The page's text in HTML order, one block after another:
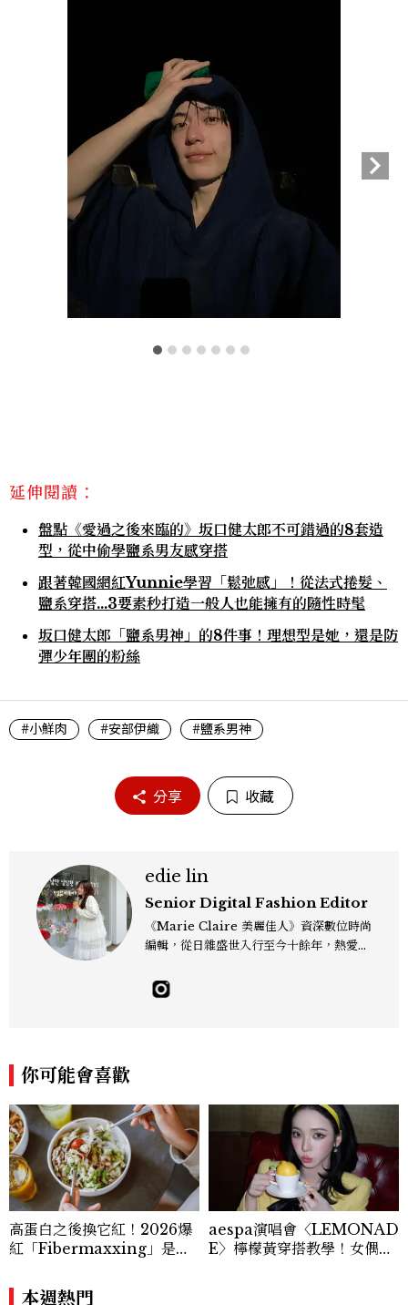
延伸閱讀：
盤點《愛過之後來臨的》坂口健太郎不可錯過的8套造
型，從中偷學鹽系男友感穿搭
跟著韓國網紅Yunnie學習「鬆弛感」！從法式捲髮、
鹽系穿搭...3要素秒打造一般人也能擁有的隨性時髦
坂口健太郎「鹽系男神」的8件事！理想型是她，還是防
彈少年團的粉絲
#小鮮肉 #安部伊織 #鹽系男神
分享 收藏
edie lin
Senior Digital Fashion Editor
《Marie Claire 美麗佳人》資深數位時尚
編輯，從日雜盛世入行至今十餘年，熱愛服
研究，還有點天秤座一眼看穿「這會紅」的
美感本能，更擅長把流行轉化成讀者真正用
你可能會喜歡
高蛋白之後換它紅！2026爆
紅「Fibermaxxing」是什
狂吃菜
aespa演唱會〈LEMONAD
E〉檸檬黃穿搭教學！女偶像
本週熱門